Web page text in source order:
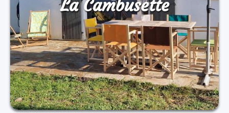
La Cambusette